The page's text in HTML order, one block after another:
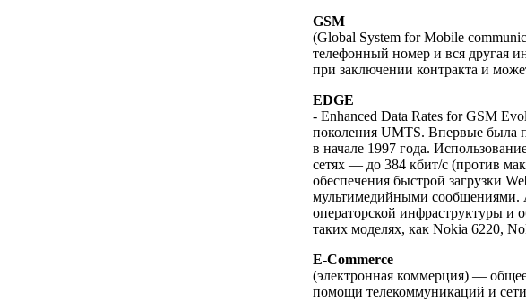
GSM
(Global System for Mobile
телефонный номер и вся другая
при заключении контракта и
EDGE
- Enhanced Data Rates for GSM
поколения UMTS. Впервые была
в начале 1997 года.
сетях — до 384 кбит/с (против
обеспечения быстрой загрузки
мультимедийными сообщениями.
операторской инфраструктуры и
таких моделях, как Nokia 6220,
E-Commerce
(электронная коммерция) —
помощи телекоммуникаций и